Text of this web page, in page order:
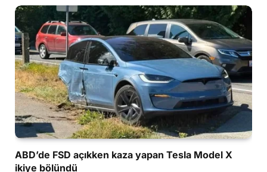
ABD’de FSD açıkken kaza yapan Tesla Model X
ikiye bölündü